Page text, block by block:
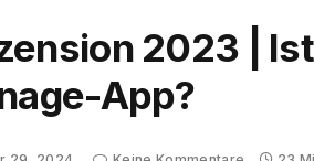
2023 |
App?